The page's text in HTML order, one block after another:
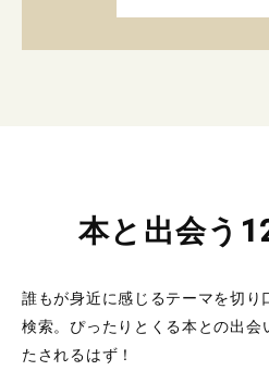
本と出会う
誰もが身近に感じるテーマを切り
検索。 ぴったりとくる本との出
たされるはず！